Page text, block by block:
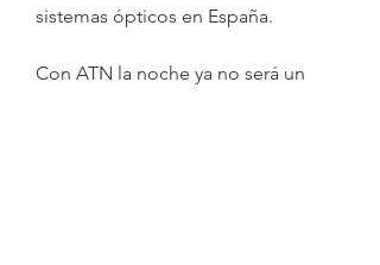
sistemas ópticos en España.
Con ATN la noche ya no será un